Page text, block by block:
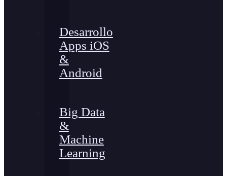
Desarrollo
Apps iOS
&
Android
Big Data
&
Machine
Learning